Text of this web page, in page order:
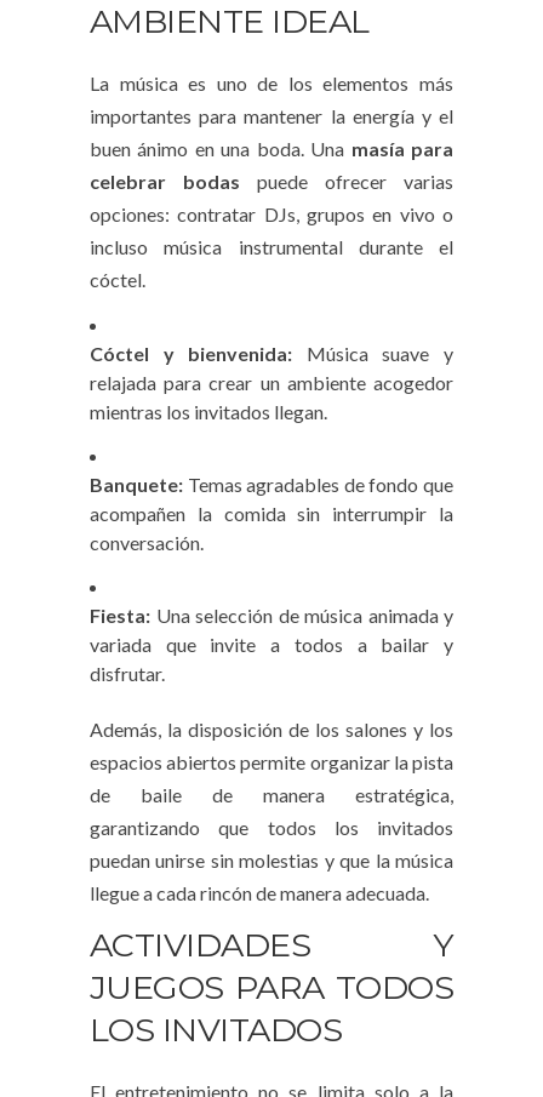
AMBIENTE IDEAL
La música es uno de los elementos más
importantes para mantener la energía y el
buen ánimo en una boda. Una masía para
celebrar bodas puede ofrecer varias
opciones: contratar DJs, grupos en vivo o
incluso música instrumental durante el
cóctel.
Cóctel y bienvenida: Música suave y
relajada para crear un ambiente acogedor
mientras los invitados llegan.
Banquete: Temas agradables de fondo que
acompañen la comida sin interrumpir la
conversación.
Fiesta: Una selección de música animada y
variada que invite a todos a bailar y
disfrutar.
Además, la disposición de los salones y los
espacios abiertos permite organizar la pista
de baile de manera estratégica,
garantizando que todos los invitados
puedan unirse sin molestias y que la música
llegue a cada rincón de manera adecuada.
ACTIVIDADES Y
JUEGOS PARA TODOS
LOS INVITADOS
El entretenimiento no se limita solo a la